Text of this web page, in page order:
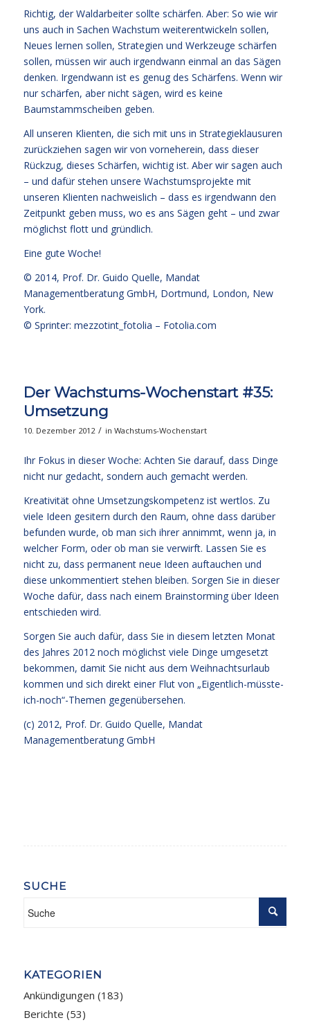
Richtig, der Waldarbeiter sollte schärfen. Aber: So wie wir
uns auch in Sachen Wachstum weiterentwickeln sollen,
Neues lernen sollen, Strategien und Werkzeuge schärfen
sollen, müssen wir auch irgendwann einmal an das Sägen
denken. Irgendwann ist es genug des Schärfens. Wenn wir
nur schärfen, aber nicht sägen, wird es keine
Baumstammscheiben geben.
All unseren Klienten, die sich mit uns in Strategieklausuren
zurückziehen sagen wir von vorneherein, dass dieser
Rückzug, dieses Schärfen, wichtig ist. Aber wir sagen auch
– und dafür stehen unsere Wachstumsprojekte mit
unseren Klienten nachweislich – dass es irgendwann den
Zeitpunkt geben muss, wo es ans Sägen geht – und zwar
möglichst flott und gründlich.
Eine gute Woche!
© 2014, Prof. Dr. Guido Quelle, Mandat
Managementberatung GmbH, Dortmund, London, New
York.
© Sprinter: mezzotint_fotolia – Fotolia.com
Der Wachstums-Wochenstart #35:
Umsetzung
10. Dezember 2012 / in Wachstums-Wochenstart
Ihr Fokus in dieser Woche: Achten Sie darauf, dass Dinge
nicht nur gedacht, sondern auch gemacht werden.
Kreativität ohne Umsetzungskompetenz ist wertlos. Zu
viele Ideen gesitern durch den Raum, ohne dass darüber
befunden wurde, ob man sich ihrer annimmt, wenn ja, in
welcher Form, oder ob man sie verwirft. Lassen Sie es
nicht zu, dass permanent neue Ideen auftauchen und
diese unkommentiert stehen bleiben. Sorgen Sie in dieser
Woche dafür, dass nach einem Brainstorming über Ideen
entschieden wird.
Sorgen Sie auch dafür, dass Sie in diesem letzten Monat
des Jahres 2012 noch möglichst viele Dinge umgesetzt
bekommen, damit Sie nicht aus dem Weihnachtsurlaub
kommen und sich direkt einer Flut von „Eigentlich-müsste-
ich-noch“-Themen gegenübersehen.
(c) 2012, Prof. Dr. Guido Quelle, Mandat
Managementberatung GmbH
SUCHE
KATEGORIEN
Ankündigungen (183)
Berichte (53)